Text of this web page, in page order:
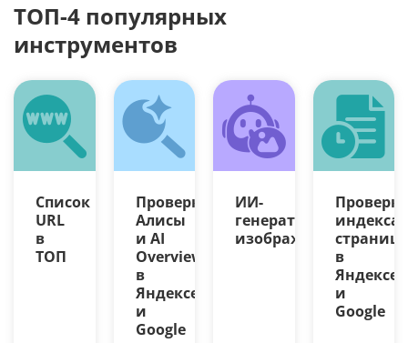
ТОП-4 популярных
инструментов
Список
URL
в
ТОП
Проверка
Алисы
и AI
Overview
в
Яндексе
и
Google
ИИ-
генератор
изображений
Проверка
страниц
в
Яндексе
и
Google